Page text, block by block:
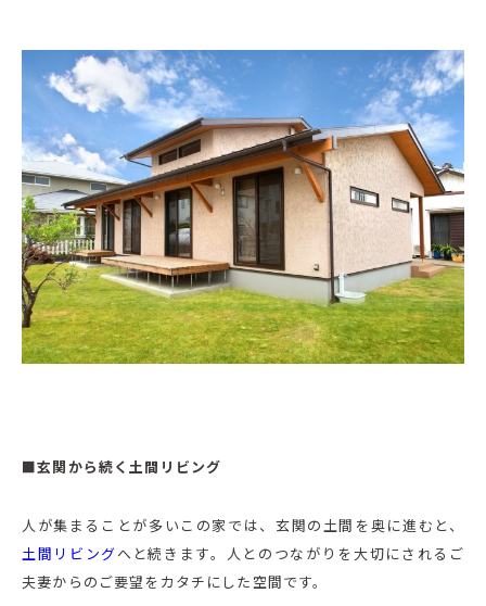
■玄関から続く土間リビング
人が集まることが多いこの家では、玄関の土間を奥に進むと、
土間リビングへと続きます。人とのつながりを大切にされるご
夫妻からのご要望をカタチにした空間です。